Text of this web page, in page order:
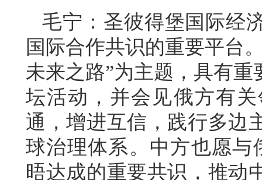
毛宁：圣彼得堡国际经
国际合作共识的重要平台
未来之路”为主题，具有
坛活动，并会见俄方有
通，增进互信，践行多边
球治理体系。中方也愿与
晤达成的重要共识，推动